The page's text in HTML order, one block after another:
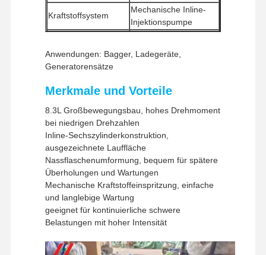
Kraftstoffsystem
Mechanische Inline-
Injektionspumpe
Zahlungsmethoden
Western Union, T/T
Versandmethoden
Anwendungen: Bagger, Ladegeräte,
Generatorensätze
Merkmale und Vorteile
8.3L Großbewegungsbau, hohes Drehmoment
bei niedrigen Drehzahlen
Inline-Sechszylinderkonstruktion,
ausgezeichnete Lauffläche
Nassflaschenumformung, bequem für spätere
Überholungen und Wartungen
Mechanische Kraftstoffeinspritzung, einfache
und langlebige Wartung
geeignet für kontinuierliche schwere
Belastungen mit hoher Intensität